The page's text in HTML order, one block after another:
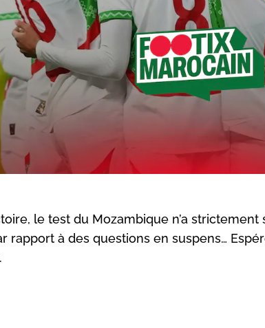
le test du Mozambique n’a strictement
rapport à des questions en suspens…